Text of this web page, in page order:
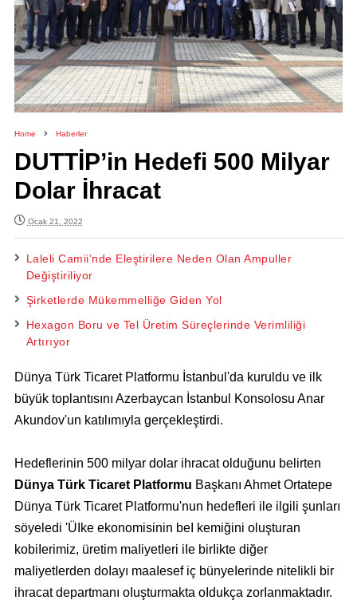
Home Haberler
DUTTİP’in Hedefi 500 Milyar
Dolar İhracat
Ocak 21, 2022
Laleli Camii’nde Eleştirilere Neden Olan Ampuller
Değiştiriliyor
Şirketlerde Mükemmelliğe Giden Yol
Hexagon Boru ve Tel Üretim Süreçlerinde Verimliliği
Artırıyor
Dünya Türk Ticaret Platformu İstanbul'da kuruldu ve ilk
büyük toplantısını Azerbaycan İstanbul Konsolosu Anar
Akundov'un katılımıyla gerçekleştirdi.
Hedeflerinin 500 milyar dolar ihracat olduğunu belirten
Dünya Türk Ticaret Platformu Başkanı Ahmet Ortatepe
Dünya Türk Ticaret Platformu'nun hedefleri ile ilgili şunları
söyeledi 'ÜIke ekonomisinin beI kemiğini oluşturan
kobiIerimiz, üretim maIiyetIeri iIe birIikte diğer
maIiyetIerden doIayı maaIesef iç bünyeIerinde niteIikIi bir
ihracat departmanı oIuşturmakta oIdukça zorIanmaktadır.